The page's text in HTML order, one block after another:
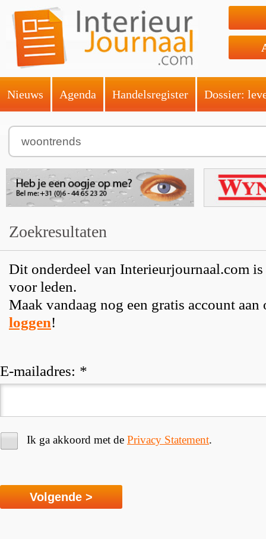
Nieuws Agenda Handelsregister Dossier:
Zoekresultaten
Dit onderdeel van Interieurjournaal.com
voor leden.
Maak vandaag nog een gratis account
loggen!
E-mailadres: *
Ik ga akkoord met de Privacy Statement.